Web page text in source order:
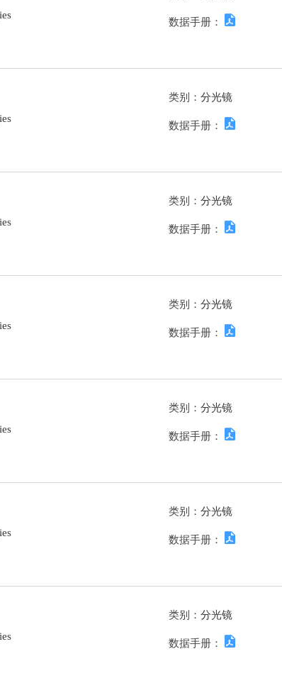
数据手册：
类别： 分光镜
数据手册：
类别： 分光镜
数据手册：
类别： 分光镜
数据手册：
类别： 分光镜
数据手册：
类别： 分光镜
数据手册：
类别： 分光镜
数据手册：